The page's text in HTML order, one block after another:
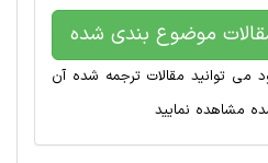
موضوع بندی شده
می توانید مقالات ترجمه شده آن
مشاهده نمایید